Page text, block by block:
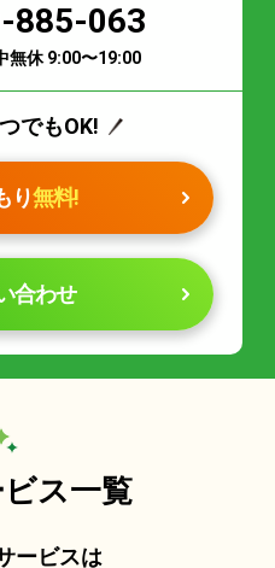
885-063
無休 9:00〜19:00
でもOK!
り無料!
合わせ
ス一覧
ービスは